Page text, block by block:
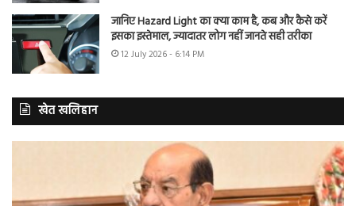
जानिए Hazard Light का क्या काम है, कब और कैसे करें
इसका इस्तेमाल, ज्यादातर लोग नहीं जानते सही तरीका
12 July 2026 - 6:14 PM
खेत खलिहान